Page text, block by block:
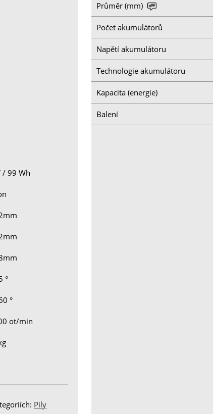
/ 99 Wh
°
°
ot/min
Pily
Průměr (mm)
Počet akumulátorů
Napětí akumulátoru
Technologie akumulátoru
Kapacita (energie)
Balení